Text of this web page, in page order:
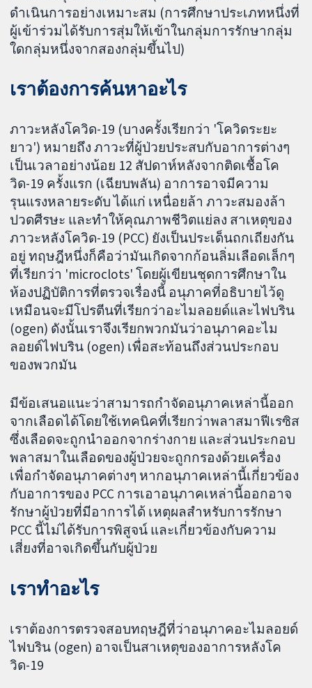
ดำเนินการอย่างเหมาะสม (การศึกษาประเภทหนึ่งที่
ผู้เข้าร่วมได้รับการสุ่มให้เข้าในกลุ่มการรักษากลุ่ม
ใดกลุ่มหนึ่งจากสองกลุ่มขึ้นไป)
เราต้องการค้นหาอะไร
ภาวะหลังโควิด-19 (บางครั้งเรียกว่า 'โควิดระยะ
ยาว') หมายถึง ภาวะที่ผู้ป่วยประสบกับอาการต่างๆ
เป็นเวลาอย่างน้อย 12 สัปดาห์หลังจากติดเชื้อโค
วิด-19 ครั้งแรก (เฉียบพลัน) อาการอาจมีความ
รุนแรงหลายระดับ ได้แก่ เหนื่อยล้า ภาวะสมองล้า
ปวดศีรษะ และทำให้คุณภาพชีวิตแย่ลง สาเหตุของ
ภาวะหลังโควิด-19 (PCC) ยังเป็นประเด็นถกเถียงกัน
อยู่ ทฤษฎีหนึ่งก็คือว่ามันเกิดจากก้อนลิ่มเลือดเล็กๆ
ที่เรียกว่า 'microclots' โดยผู้เขียนชุดการศึกษาใน
ห้องปฏิบัติการที่ตรวจเรื่องนี้ อนุภาคที่อธิบายไว้ดู
เหมือนจะมีโปรตีนที่เรียกว่าอะไมลอยด์และไฟบริน
(ogen) ดังนั้นเราจึงเรียกพวกมันว่าอนุภาคอะไม
ลอยด์ไฟบริน (ogen) เพื่อสะท้อนถึงส่วนประกอบ
ของพวกมัน
มีข้อเสนอแนะว่าสามารถกำจัดอนุภาคเหล่านี้ออก
จากเลือดได้โดยใช้เทคนิคที่เรียกว่าพลาสมาฟีเรซิส
ซึ่งเลือดจะถูกนำออกจากร่างกาย และส่วนประกอบ
พลาสมาในเลือดของผู้ป่วยจะถูกกรองด้วยเครื่อง
เพื่อกำจัดอนุภาคต่างๆ หากอนุภาคเหล่านี้เกี่ยวข้อง
กับอาการของ PCC การเอาอนุภาคเหล่านี้ออกอาจ
รักษาผู้ป่วยที่มีอาการได้ เหตุผลสำหรับการรักษา
PCC นี้ไม่ได้รับการพิสูจน์ และเกี่ยวข้องกับความ
เสี่ยงที่อาจเกิดขึ้นกับผู้ป่วย
เราทำอะไร
เราต้องการตรวจสอบทฤษฎีที่ว่าอนุภาคอะไมลอยด์
ไฟบริน (ogen) อาจเป็นสาเหตุของอาการหลังโค
วิด-19